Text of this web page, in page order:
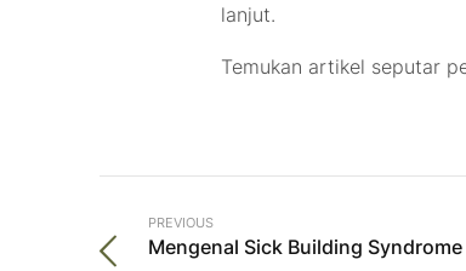
lanjut.
Temukan artikel seputar
PREVIOUS
Mengenal Sick Building Syndrome